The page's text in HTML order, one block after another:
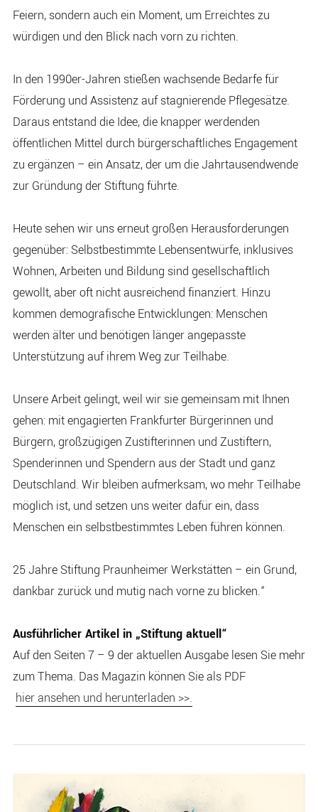
Feiern, sondern auch ein Moment, um Erreichtes zu
würdigen und den Blick nach vorn zu richten.
In den 1990er-Jahren stießen wachsende Bedarfe für
Förderung und Assistenz auf stagnierende Pflegesätze.
Daraus entstand die Idee, die knapper werdenden
öffentlichen Mittel durch bürgerschaftliches Engagement
zu ergänzen – ein Ansatz, der um die Jahrtausendwende
zur Gründung der Stiftung führte.
Heute sehen wir uns erneut großen Herausforderungen
gegenüber: Selbstbestimmte Lebensentwürfe, inklusives
Wohnen, Arbeiten und Bildung sind gesellschaftlich
gewollt, aber oft nicht ausreichend finanziert. Hinzu
kommen demografische Entwicklungen: Menschen
werden älter und benötigen länger angepasste
Unterstützung auf ihrem Weg zur Teilhabe.
Unsere Arbeit gelingt, weil wir sie gemeinsam mit Ihnen
gehen: mit engagierten Frankfurter Bürgerinnen und
Bürgern, großzügigen Zustifterinnen und Zustiftern,
Spenderinnen und Spendern aus der Stadt und ganz
Deutschland. Wir bleiben aufmerksam, wo mehr Teilhabe
möglich ist, und setzen uns weiter dafür ein, dass
Menschen ein selbstbestimmtes Leben führen können.
25 Jahre Stiftung Praunheimer Werkstätten – ein Grund,
dankbar zurück und mutig nach vorne zu blicken.“
Ausführlicher Artikel in „Stiftung aktuell“
Auf den Seiten 7 – 9 der aktuellen Ausgabe lesen Sie mehr
zum Thema. Das Magazin können Sie als PDF
hier ansehen und herunterladen >>.